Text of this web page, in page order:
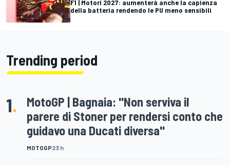
F1 | Motori 2027: aumenterà anche la capienza
della batteria rendendo le PU meno sensibili
Trending period
1.
MOTOGP23 h
MotoGP | Bagnaia: "Non serviva il
parere di Stoner per rendersi conto che
guidavo una Ducati diversa"